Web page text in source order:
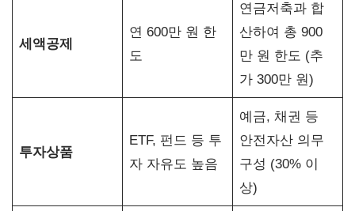
세액공제
연 600만 원 한
도
연금저축과 합
산하여 총 900
만 원 한도 (추
가 300만 원)
투자상품
ETF, 펀드 등 투
자 자유도 높음
예금, 채권 등
안전자산 의무
구성 (30% 이
상)